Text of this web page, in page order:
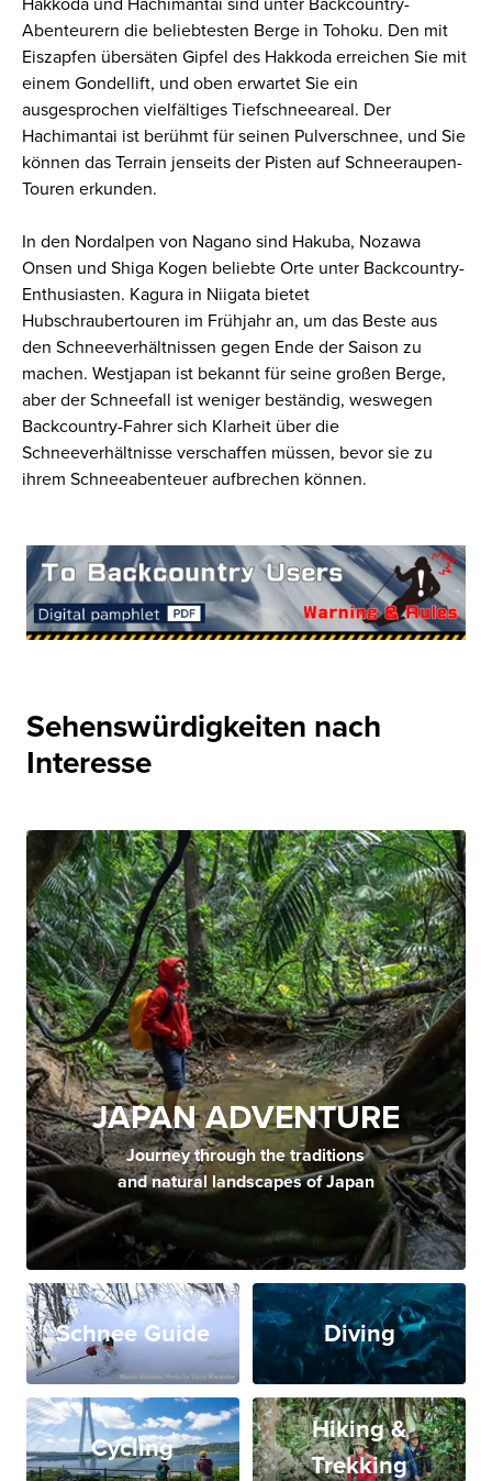
Hakkoda und Hachimantai sind unter Backcountry-
Abenteurern die beliebtesten Berge in Tohoku. Den mit
Eiszapfen übersäten Gipfel des Hakkoda erreichen Sie mit
einem Gondellift, und oben erwartet Sie ein
ausgesprochen vielfältiges Tiefschneeareal. Der
Hachimantai ist berühmt für seinen Pulverschnee, und Sie
können das Terrain jenseits der Pisten auf Schneeraupen-
Touren erkunden.
In den Nordalpen von Nagano sind Hakuba, Nozawa
Onsen und Shiga Kogen beliebte Orte unter Backcountry-
Enthusiasten. Kagura in Niigata bietet
Hubschraubertouren im Frühjahr an, um das Beste aus
den Schneeverhältnissen gegen Ende der Saison zu
machen. Westjapan ist bekannt für seine großen Berge,
aber der Schneefall ist weniger beständig, weswegen
Backcountry-Fahrer sich Klarheit über die
Schneeverhältnisse verschaffen müssen, bevor sie zu
ihrem Schneeabenteuer aufbrechen können.
Sehenswürdigkeiten nach
Interesse
JAPAN ADVENTURE
Journey through the traditions
and natural landscapes of Japan
Schnee Guide Diving
Cycling
Hiking &
Trekking